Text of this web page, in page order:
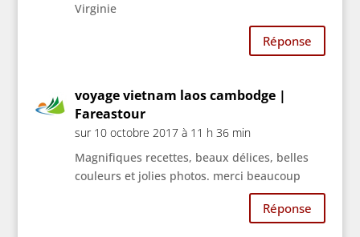
Virginie
Réponse
voyage vietnam laos cambodge |
Fareastour
sur 10 octobre 2017 à 11 h 36 min
Magnifiques recettes, beaux délices, belles
couleurs et jolies photos. merci beaucoup
Réponse